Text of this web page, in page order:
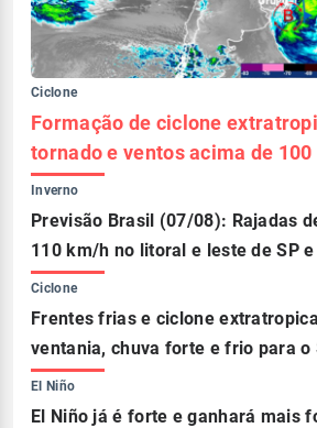
Ciclone
Formação de ciclone
tornado e ventos acima de 100
Inverno
Previsão Brasil (07/08): Rajadas
110 km/h no litoral e leste de SP e
Ciclone
Frentes frias e ciclone
ventania, chuva forte e frio para o
El Niño
El Niño já é forte e ganhará mais